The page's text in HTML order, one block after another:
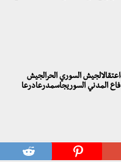
السوري الحرالجيش
المدني السوريجاسمدرعادرعا